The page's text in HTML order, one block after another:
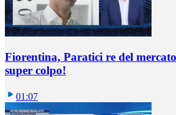
Fiorentina, Paratici re del
super colpo!
01:07